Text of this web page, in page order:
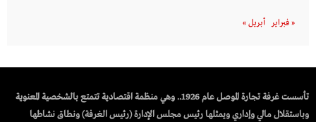
« فبراير أبريل »
تأسست غرفة تجارة الموصل عام 1926.. وهي منظمة اقتصادية تتمتع بالشخصية المعنوية
وباستقلال مالي وإداري ويمثلها رئيس مجلس الإدارة (رئيس الغرفة) ونطاق نشاطها